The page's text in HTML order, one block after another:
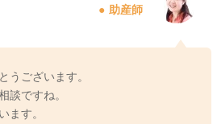
助産師
うございます。
談ですね。
ます。